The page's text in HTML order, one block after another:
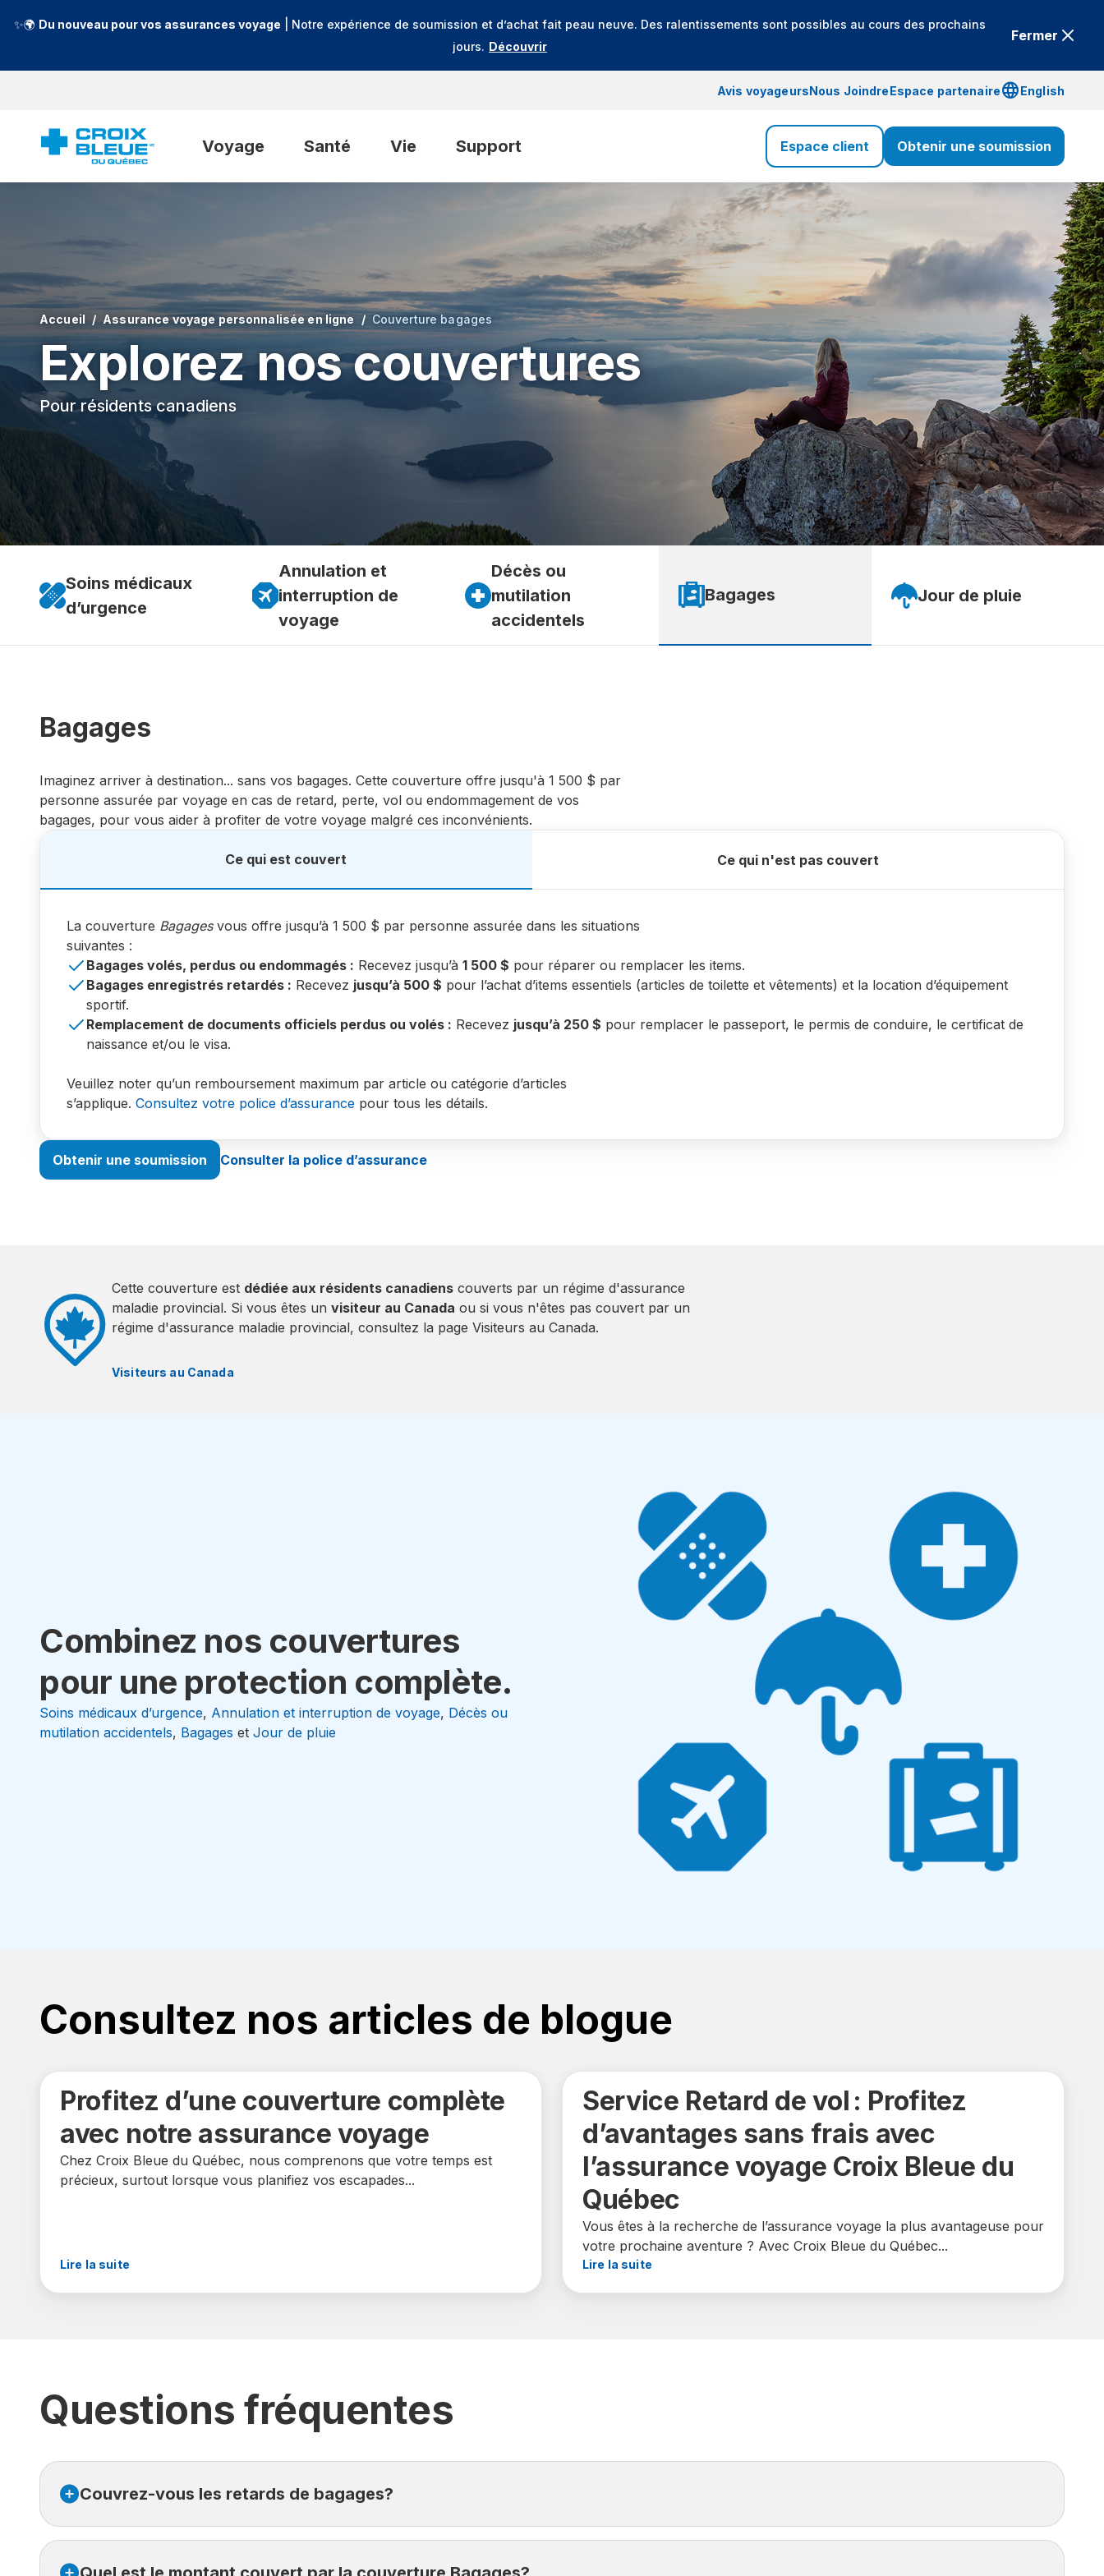
✨🌍 Du nouveau pour vos assurances voyage | Notre expérience de soumission et d’achat fait peau neuve. Des ralentissements sont possibles au cours des prochains
jours. Découvrir
Fermer
Avis voyageursNous JoindreEspace partenairelanguageEnglish
Voyage Santé Vie Support Espace client
Voyage
Santé
Vie
Obtenir une soumission
Assurance Voyage
Assurance Vie
Accueil Assurance voyage personnalisée en ligne Couverture bagages
Explorez nos couvertures
Pour résidents canadiens
Soins médicaux
d’urgence
Annulation et
interruption de
voyage
Décès ou
mutilation
accidentels
Bagages Jour de pluie
Bagages
Imaginez arriver à destination... sans vos bagages. Cette couverture offre jusqu'à 1 500 $ par
personne assurée par voyage en cas de retard, perte, vol ou endommagement de vos
bagages, pour vous aider à profiter de votre voyage malgré ces inconvénients.
Ce qui est couvert Ce qui n'est pas couvert
La couverture Bagagesvous offre jusqu’à 1 500 $ par personne assurée dans les situations
suivantes :
Bagages volés, perdus ou endommagés : Recevez jusqu’à 1 500 $ pour réparer ou remplacer les items.
Bagages enregistrés retardés : Recevez jusqu’à 500 $ pour l’achat d’items essentiels (articles de toilette et vêtements) et la location d’équipement
sportif.
Remplacement de documents officiels perdus ou volés : Recevez jusqu’à 250 $ pour remplacer le passeport, le permis de conduire, le certificat de
naissance et/ou le visa.
Veuillez noter qu’un remboursement maximum par article ou catégorie d’articles
s’applique. Consultez votre police d’assurance pour tous les détails.
Obtenir une soumission Consulter la police d’assurance
Cette couverture est dédiée aux résidents canadiens couverts par un régime d'assurance
maladie provincial. Si vous êtes un visiteur au Canada ou si vous n'êtes pas couvert par un
régime d'assurance maladie provincial, consultez la page Visiteurs au Canada.
Visiteurs au Canada
Combinez nos couvertures
pour une protection complète.
Soins médicaux d’urgence, Annulation et interruption de voyage, Décès ou
mutilation accidentels, Bagages et Jour de pluie
Consultez nos articles de blogue
Profitez d’une couverture complète
avec notre assurance voyage
Chez Croix Bleue du Québec, nous comprenons que votre temps est
précieux, surtout lorsque vous planifiez vos escapades...
Lire la suite
Service Retard de vol : Profitez
d’avantages sans frais avec
l’assurance voyage Croix Bleue du
Québec
Vous êtes à la recherche de l’assurance voyage la plus avantageuse pour
votre prochaine aventure ? Avec Croix Bleue du Québec...
Lire la suite
Questions fréquentes
Couvrez-vous les retards de bagages?